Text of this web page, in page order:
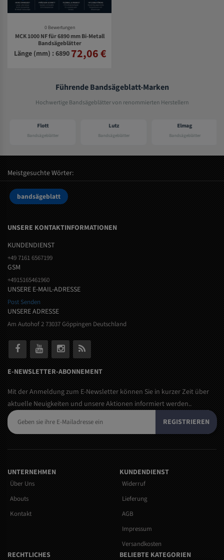
0 Bewertungen
MCK 1000 NF für 6890 mm Bi-Metall
Bandsägeblätter
Länge (mm) : 6890 72,06 €
Führende Bandsägeblatt-Marken
Hochwertige Bandsägeblätter von renommierten Herstellern
Flott
Bandsägeblätter
Lutz
Bandsägeblätter
Elmag
Bandsägeblätter
Meistgesuchte Wörter:
bandsägeblatt
UNSERE KONTAKTINFORMATIONEN
KUNDENDIENST
+49 7161 6567199
GSM
+4915165461960
UNSERE E-MAIL-ADRESSE
Post Senden
UNSERE ADRESSE
Am Autohof 2 73037 Göppingen Deutschland
E-NEWSLETTER-ABONNEMENT
Mit der Anmeldung zum E-Newsletter können Sie in kurzer Zeit über
aktuelle Neuigkeiten und unsere Aktionen informiert werden..
REGISTRIEREN
UNTERNEHMEN
Über Uns
Abouts
Kontakt
KUNDENDIENST
Widerruf
Lieferung
AGB
Impressum
Versandkosten
RECHTLICHES BELIEBTE KATEGORIEN